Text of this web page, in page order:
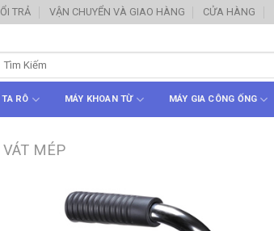
TRẢ VẬN CHUYỂN VÀ GIAO HÀNG CỬA HÀNG
TA RÔ MÁY KHOAN TỪ MÁY GIA CÔNG ỐNG
VÁT MÉP